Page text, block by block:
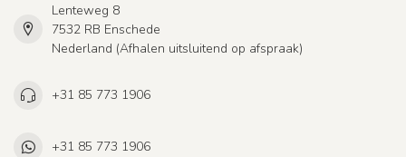
Lenteweg 8
7532 RB Enschede
Nederland (Afhalen uitsluitend op afspraak)
+31 85 773 1906
+31 85 773 1906